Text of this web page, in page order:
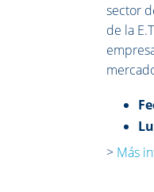
sector
de la
> Más